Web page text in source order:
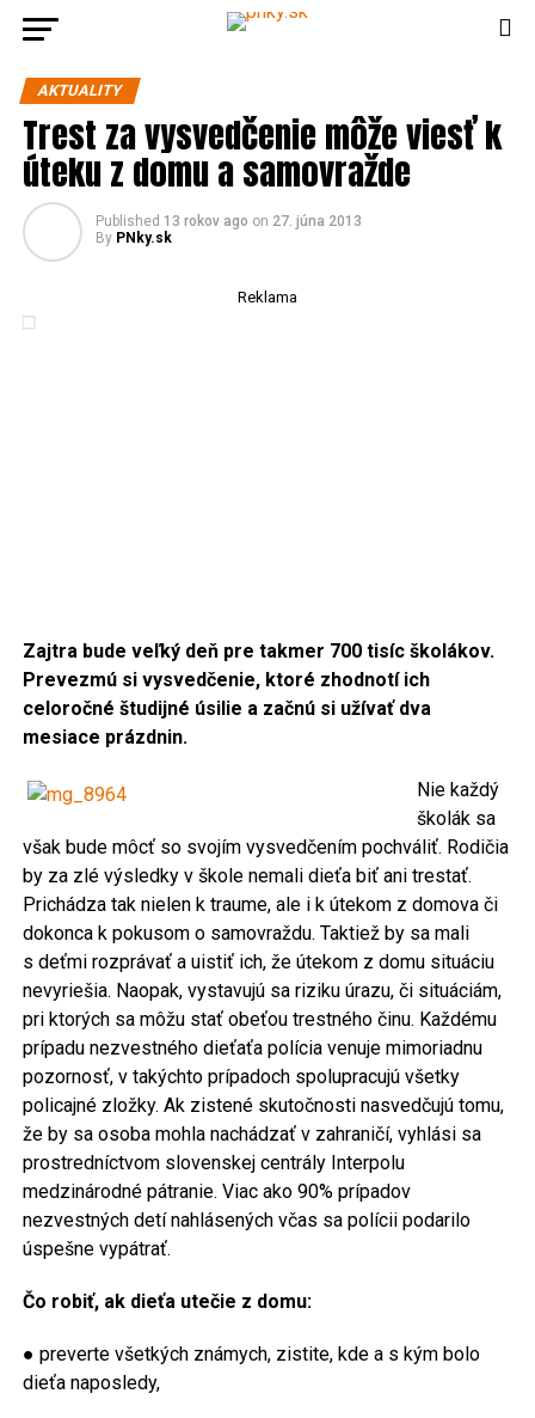
AKTUALITY
Trest za vysvedčenie môže viesť k
úteku z domu a samovražde
Published 13 rokov ago on 27. júna 2013
By PNky.sk
Reklama
Zajtra bude veľký deň pre takmer 700 tisíc školákov.
Prevezmú si vysvedčenie, ktoré zhodnotí ich
celoročné študijné úsilie a začnú si užívať dva
mesiace prázdnin.
Nie každý
školák sa
však bude môcť so svojím vysvedčením pochváliť. Rodičia
by za zlé výsledky v škole nemali dieťa biť ani trestať.
Prichádza tak nielen k traume, ale i k útekom z domova či
dokonca k pokusom o samovraždu. Taktiež by sa mali
s deťmi rozprávať a uistiť ich, že útekom z domu situáciu
nevyriešia. Naopak, vystavujú sa riziku úrazu, či situáciám,
pri ktorých sa môžu stať obeťou trestného činu. Každému
prípadu nezvestného dieťaťa polícia venuje mimoriadnu
pozornosť, v takýchto prípadoch spolupracujú všetky
policajné zložky. Ak zistené skutočnosti nasvedčujú tomu,
že by sa osoba mohla nachádzať v zahraničí, vyhlási sa
prostredníctvom slovenskej centrály Interpolu
medzinárodné pátranie. Viac ako 90% prípadov
nezvestných detí nahlásených včas sa polícii podarilo
úspešne vypátrať.
Čo robiť, ak dieťa utečie z domu:
● preverte všetkých známych, zistite, kde a s kým bolo
dieťa naposledy,